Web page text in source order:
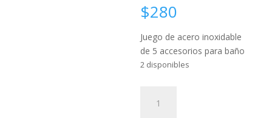
$280
Juego de acero inoxidable
de 5 accesorios para baño
2 disponibles